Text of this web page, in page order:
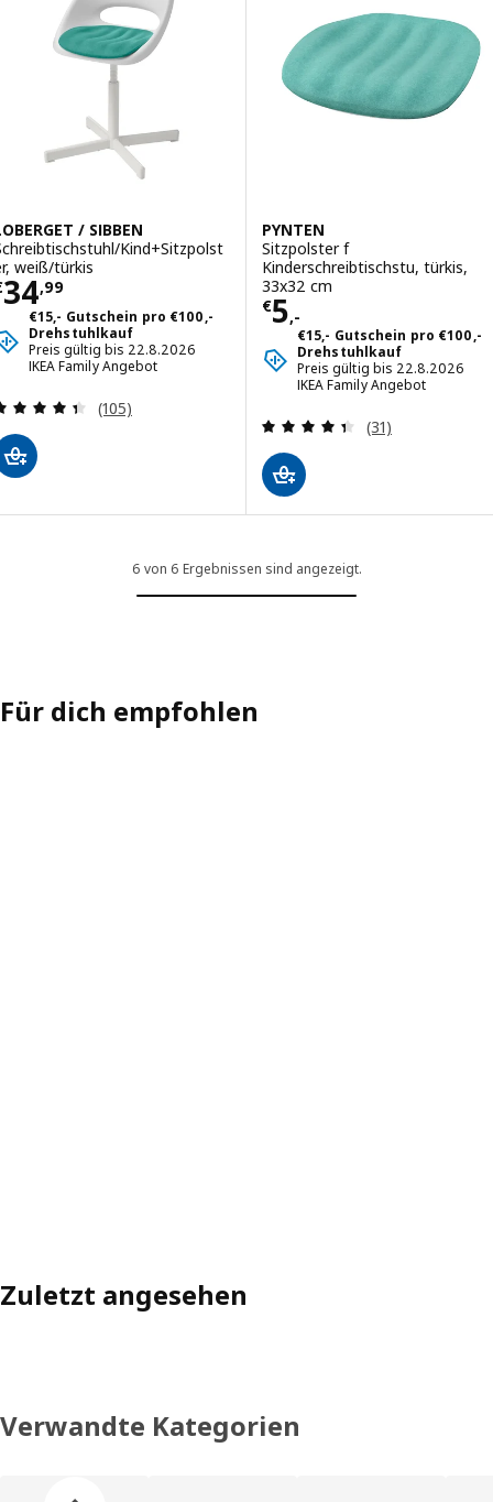
/ SIBBEN
Kind+Sitzpolst
weiß/türkis
34,99€ 34,99
€15,- Gutschein pro €100,-
Drehstuhlkauf
Preis gültig bis 22.8.2026
IKEA Family Angebot
Überprüfung: 4.4 aus 5 sterne. Bewertungen
(105)
PYNTEN
Sitzpolster f
Kinderschreibtischstu, türkis,
33x32 cm
€5,-
Preis € 5,-
€15,- Gutschein pro €100,-
Drehstuhlkauf
Preis gültig bis 22.8.2026
IKEA Family Angebot
Überprüfung:
(31)
6 von 6 Ergebnissen sind angezeigt.
Für dich empfohlen
Zuletzt angesehen
Verwandte Kategorien